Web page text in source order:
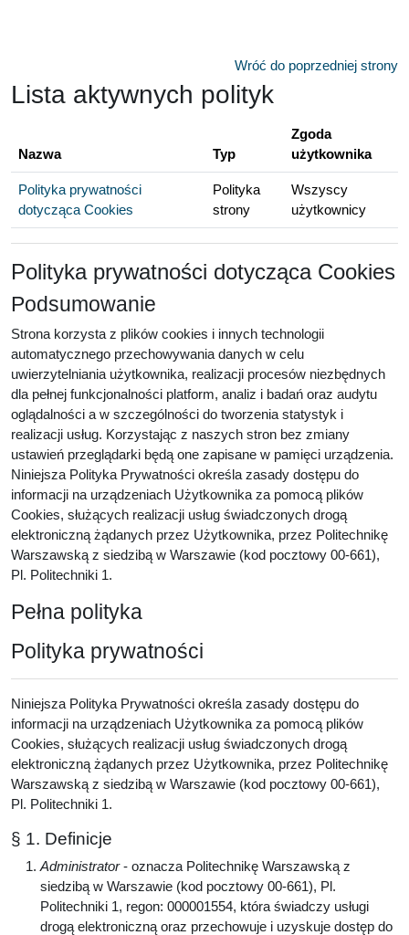
Wróć do poprzedniej strony
Lista aktywnych polityk
Nazwa Typ
Zgoda
użytkownika
Polityka prywatności
dotycząca Cookies
Polityka
strony
Wszyscy
użytkownicy
Polityka prywatności dotycząca Cookies
Podsumowanie
Strona korzysta z plików cookies i innych technologii
automatycznego przechowywania danych w celu
uwierzytelniania użytkownika, realizacji procesów niezbędnych
dla pełnej funkcjonalności platform, analiz i badań oraz audytu
oglądalności a w szczególności do tworzenia statystyk i
realizacji usług. Korzystając z naszych stron bez zmiany
ustawień przeglądarki będą one zapisane w pamięci urządzenia.
Niniejsza Polityka Prywatności określa zasady dostępu do
informacji na urządzeniach Użytkownika za pomocą plików
Cookies, służących realizacji usług świadczonych drogą
elektroniczną żądanych przez Użytkownika, przez Politechnikę
Warszawską z siedzibą w Warszawie (kod pocztowy 00-661),
Pl. Politechniki 1.
Pełna polityka
Polityka prywatności
Niniejsza Polityka Prywatności określa zasady dostępu do
informacji na urządzeniach Użytkownika za pomocą plików
Cookies, służących realizacji usług świadczonych drogą
elektroniczną żądanych przez Użytkownika, przez Politechnikę
Warszawską z siedzibą w Warszawie (kod pocztowy 00-661),
Pl. Politechniki 1.
§ 1. Definicje
Administrator- oznacza Politechnikę Warszawską z
siedzibą w Warszawie (kod pocztowy 00-661), Pl.
Politechniki 1, regon: 000001554, która świadczy usługi
drogą elektroniczną oraz przechowuje i uzyskuje dostęp do